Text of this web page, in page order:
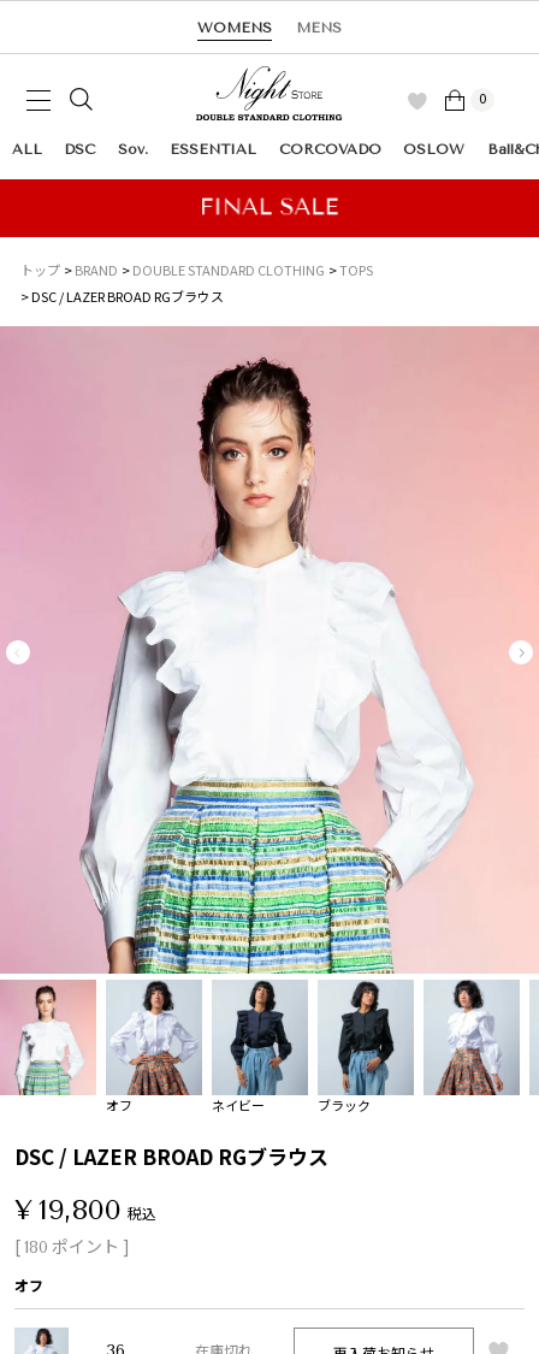
WOMENS MENS
0
ALL DSC Sov. ESSENTIAL CORCOVADO OSLOW
トップ BRAND DOUBLE STANDARD CLOTHING
TOPS
DSC / LAZER BROAD RGブラウス
オフ ネイビー ブラック
DSC / LAZER BROAD RGブラウス
¥19,800 税込
[180 ポイント ]
オフ